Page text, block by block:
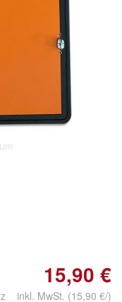
15,90 €
inkl. MwSt. (15,90 €/)